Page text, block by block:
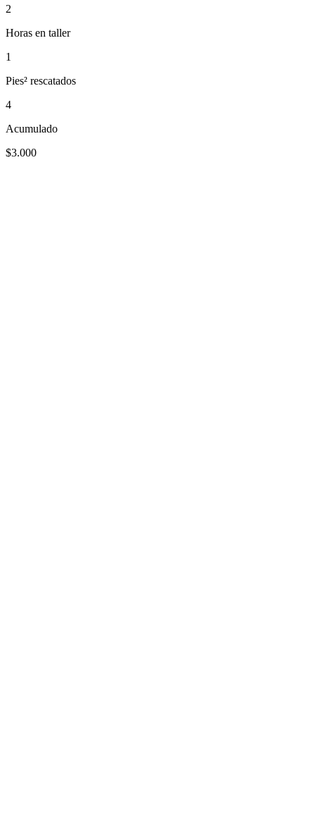
2
Horas en taller
1
Pies² rescatados
4
Acumulado
$3.000